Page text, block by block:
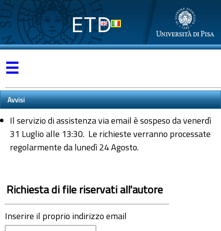
ETD
☰
Avvisi
Il servizio di assistenza via email è sospeso da venerdì
31 Luglio alle 13:30. Le richieste verranno processate
regolarmente da lunedì 24 Agosto.
Richiesta di file riservati all'autore
Inserire il proprio indirizzo email